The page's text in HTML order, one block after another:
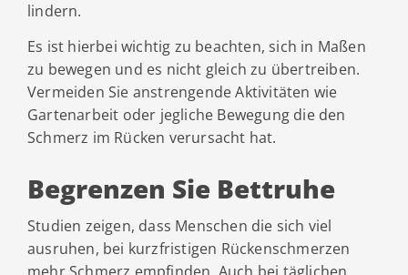
lindern.
Es ist hierbei wichtig zu beachten, sich in Maßen
zu bewegen und es nicht gleich zu übertreiben.
Vermeiden Sie anstrengende Aktivitäten wie
Gartenarbeit oder jegliche Bewegung die den
Schmerz im Rücken verursacht hat.
Begrenzen Sie Bettruhe
Studien zeigen, dass Menschen die sich viel
ausruhen, bei kurzfristigen Rückenschmerzen